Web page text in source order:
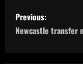
P
o
Previous:
Newcastle transfer